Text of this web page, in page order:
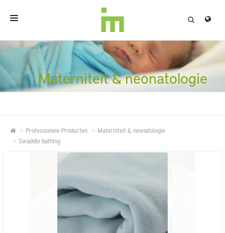
HOME
OVER
PROFESSIONELE PRODUCTEN
CONTACT
Materniteit & neonatologie
Professionele Producten
Materniteit & neonatologie
Swaddle bathing